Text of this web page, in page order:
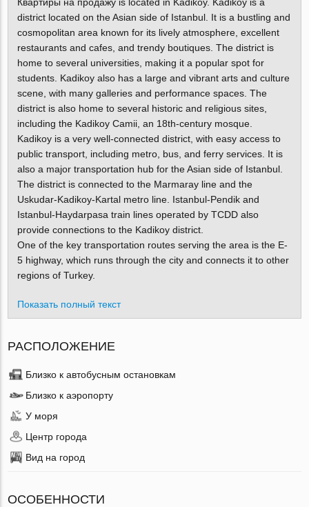
Квартиры на продажу is located in Kadikoy. Kadikoy is a
district located on the Asian side of Istanbul. It is a bustling and
cosmopolitan area known for its lively atmosphere, excellent
restaurants and cafes, and trendy boutiques. The district is
home to several universities, making it a popular spot for
students. Kadikoy also has a large and vibrant arts and culture
scene, with many galleries and performance spaces. The
district is also home to several historic and religious sites,
including the Kadikoy Camii, an 18th-century mosque.
Kadikoy is a very well-connected district, with easy access to
public transport, including metro, bus, and ferry services. It is
also a major transportation hub for the Asian side of Istanbul.
The district is connected to the Marmaray line and the
Uskudar-Kadikoy-Kartal metro line. Istanbul-Pendik and
Istanbul-Haydarpasa train lines operated by TCDD also
provide connections to the Kadikoy district.
One of the key transportation routes serving the area is the E-
5 highway, which runs through the city and connects it to other
regions of Turkey.
Показать полный текст
РАСПОЛОЖЕНИЕ
Близко к автобусным остановкам
Близко к аэропорту
У моря
Центр города
Вид на город
ОСОБЕННОСТИ